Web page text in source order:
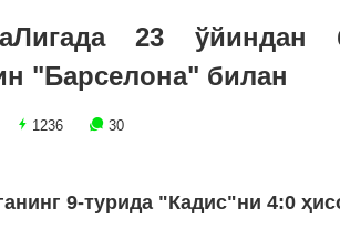
23 ўйиндан
"Барселона" билан
1236 30
9-турида "Кадис"ни 4:0